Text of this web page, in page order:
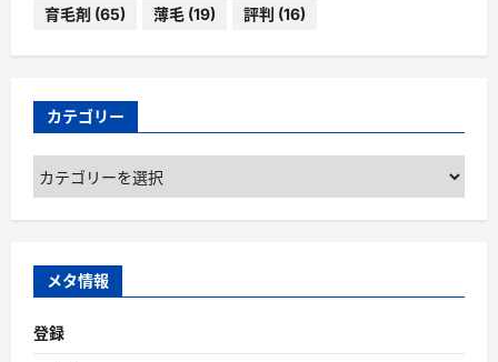
育毛剤 (65) 薄毛 (19) 評判 (16)
カテゴリー
カ
テ
ゴ
ー
メタ情報
登録